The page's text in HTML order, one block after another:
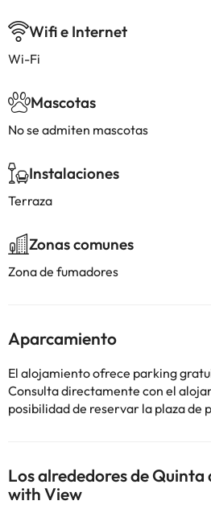
Wifi e Internet
Wi-Fi
Mascotas
No se admiten mascotas
Instalaciones
Terraza
Zonas comunes
Zona de fumadores
Aparcamiento
El alojamiento ofrece parking
Consulta directamente con el
posibilidad de reservar la plaza de
Los alrededores de Quinta
with View